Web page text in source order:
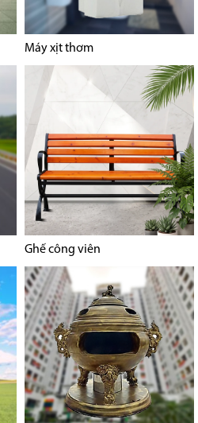
Máy xịt thơm
Ghế công viên